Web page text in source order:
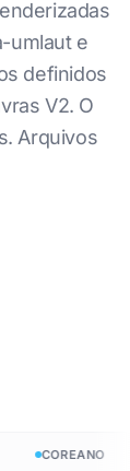
umlaut e
definidos
V2. O
Arquivos
COREANO